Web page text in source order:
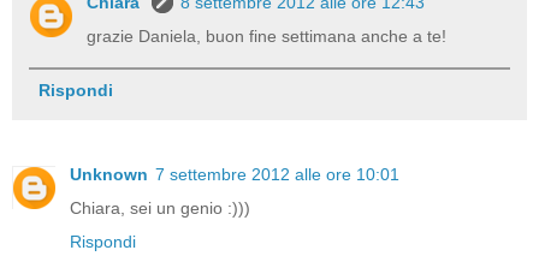
grazie Daniela, buon fine settimana anche a te!
Rispondi
Unknown 7 settembre 2012 alle ore 10:01
Chiara, sei un genio :)))
Rispondi